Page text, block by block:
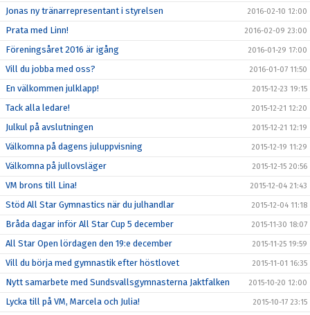
Jonas ny tränarrepresentant i styrelsen 2016-02-10 12:00
Prata med Linn! 2016-02-09 23:00
Föreningsåret 2016 är igång 2016-01-29 17:00
Vill du jobba med oss? 2016-01-07 11:50
En välkommen julklapp! 2015-12-23 19:15
Tack alla ledare! 2015-12-21 12:20
Julkul på avslutningen 2015-12-21 12:19
Välkomna på dagens juluppvisning 2015-12-19 11:29
Välkomna på jullovsläger 2015-12-15 20:56
VM brons till Lina! 2015-12-04 21:43
Stöd All Star Gymnastics när du julhandlar 2015-12-04 11:18
Bråda dagar inför All Star Cup 5 december 2015-11-30 18:07
All Star Open lördagen den 19:e december 2015-11-25 19:59
Vill du börja med gymnastik efter höstlovet 2015-11-01 16:35
Nytt samarbete med Sundsvallsgymnasterna Jaktfalken 2015-10-20 12:00
Lycka till på VM, Marcela och Julia! 2015-10-17 23:15